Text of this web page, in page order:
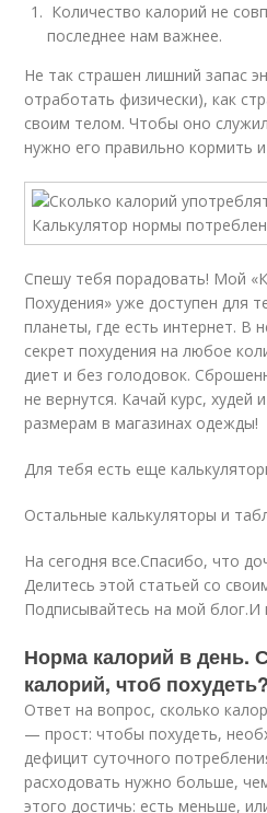
Количество калорий не
последнее нам важнее.
Не так страшен лишний запас
отработать физически), как
своим телом. Чтобы оно
нужно его правильно кормить
Спешу тебя порадовать! Мой
Похудения» уже доступен для
планеты, где есть интернет. В
секрет похудения на любое
диет и без голодовок.
не вернутся. Качай курс, худей
размерам в магазинах одежды!
Для тебя есть еще
Остальные калькуляторы и
На сегодня все.Спасибо, что
Делитесь этой статьей со
Подписывайтесь на мой блог.И
Норма калорий в день.
калорий, чтоб похудеть?
Ответ на вопрос, сколько
— прост: чтобы похудеть,
дефицит суточного
расходовать нужно больше,
этого достичь: есть меньше,